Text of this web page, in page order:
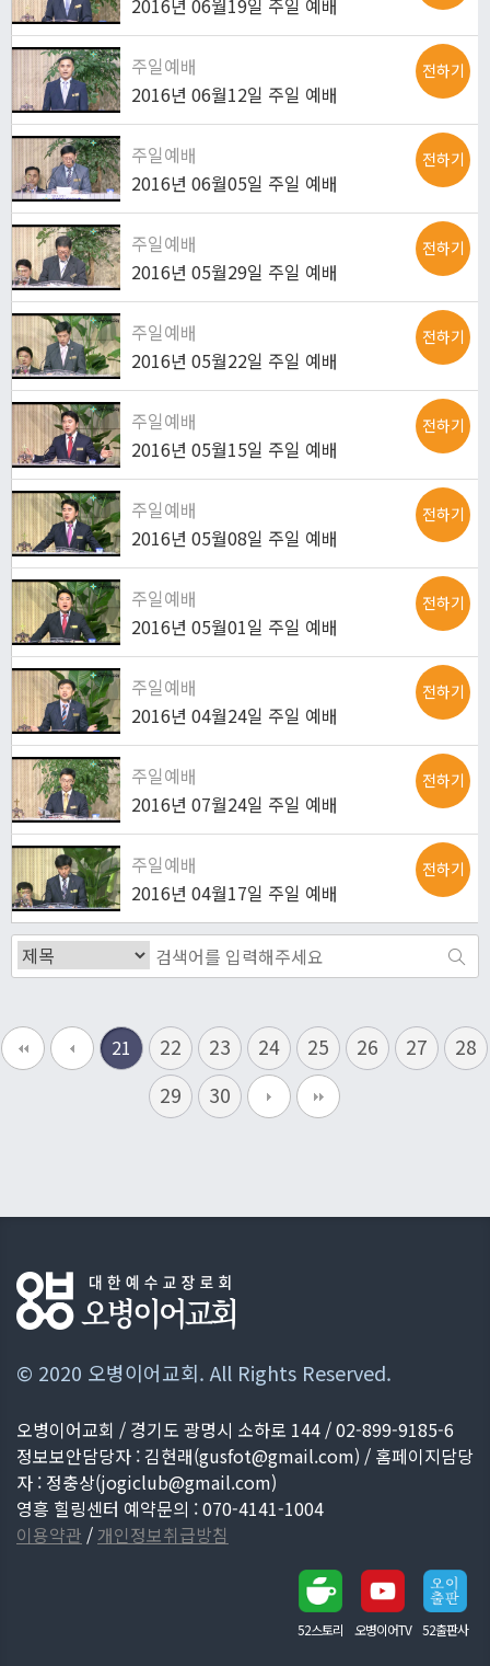
2016년 06월19일 주일 예배
주일예배
2016년 06월12일 주일 예배
전하기
주일예배
2016년 06월05일 주일 예배
전하기
주일예배
2016년 05월29일 주일 예배
전하기
주일예배
2016년 05월22일 주일 예배
전하기
주일예배
2016년 05월15일 주일 예배
전하기
주일예배
2016년 05월08일 주일 예배
전하기
주일예배
2016년 05월01일 주일 예배
전하기
주일예배
2016년 04월24일 주일 예배
전하기
주일예배
2016년 07월24일 주일 예배
전하기
주일예배
2016년 04월17일 주일 예배
전하기
21 22 23 24 25 26 27
28
29
30
© 2020 오병이어교회. All Rights Reserved.
오병이어교회 / 경기도 광명시 소하로 144 / 02-899-9185-6
정보보안담당자 : 김현래(gusfot@gmail.com) / 홈페이지담당
자 : 정충상(jogiclub@gmail.com)
영흥 힐링센터 예약문의 : 070-4141-1004
이용약관 /개인정보취급방침
52스토리 오병이어TV 52출판사